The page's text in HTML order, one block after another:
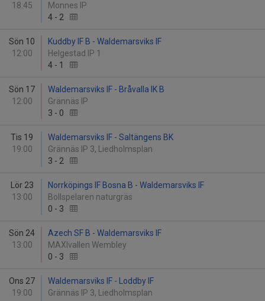
18:45
Monnes IP
4 - 2
Sön 10
12:00
Kuddby IF B - Waldemarsviks IF
Helgestad IP 1
4 - 1
Sön 17
12:00
Waldemarsviks IF - Bråvalla IK B
Grännäs IP
3 - 0
Tis 19
19:00
Waldemarsviks IF - Saltängens BK
Grännäs IP 3, Liedholmsplan
3 - 2
Lör 23
13:00
Norrköpings IF Bosna B - Waldemarsviks IF
Bollspelaren naturgräs
0 - 3
Sön 24
13:00
Azech SF B - Waldemarsviks IF
MAXIvallen Wembley
0 - 3
Ons 27
19:00
Waldemarsviks IF - Loddby IF
Grännäs IP 3, Liedholmsplan